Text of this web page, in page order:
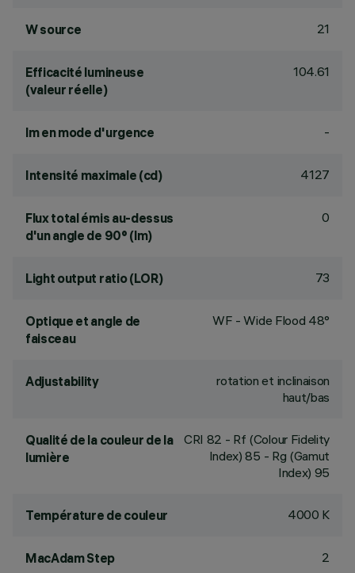
W source 21
Efficacité lumineuse
(valeur réelle)
104.61
lm en mode d'urgence -
Intensité maximale (cd) 4127
Flux total émis au-dessus
d'un angle de 90° (lm)
0
Light output ratio (LOR) 73
Optique et angle de
faisceau
WF - Wide Flood 48°
Adjustability
rotation et inclinaison
haut/bas
Qualité de la couleur de la
lumière
CRI 82 - Rf (Colour Fidelity
Index) 85 - Rg (Gamut
Index) 95
Température de couleur 4000 K
MacAdam Step 2